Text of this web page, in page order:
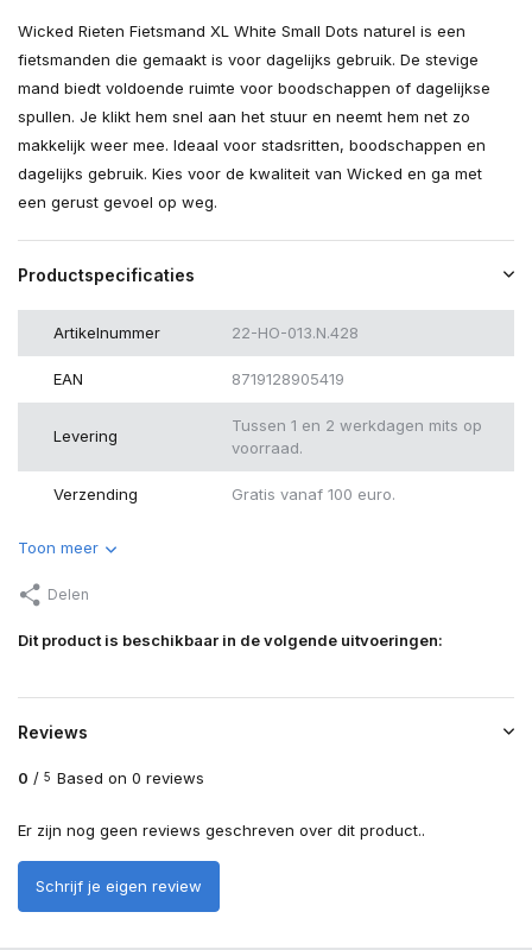
Wicked Rieten Fietsmand XL White Small Dots naturel is een
fietsmanden die gemaakt is voor dagelijks gebruik. De stevige
mand biedt voldoende ruimte voor boodschappen of dagelijkse
spullen. Je klikt hem snel aan het stuur en neemt hem net zo
makkelijk weer mee. Ideaal voor stadsritten, boodschappen en
dagelijks gebruik. Kies voor de kwaliteit van Wicked en ga met
een gerust gevoel op weg.
Productspecificaties
Artikelnummer 22-HO-013.N.428
EAN 8719128905419
Levering
Tussen 1 en 2 werkdagen mits op
voorraad.
Verzending Gratis vanaf 100 euro.
Toon meer
Delen
Dit product is beschikbaar in de volgende uitvoeringen:
Reviews
0 / 5 Based on 0 reviews
Er zijn nog geen reviews geschreven over dit product..
Schrijf je eigen review